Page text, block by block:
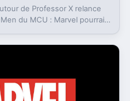
de Professor X relance
du MCU : Marvel pourrait